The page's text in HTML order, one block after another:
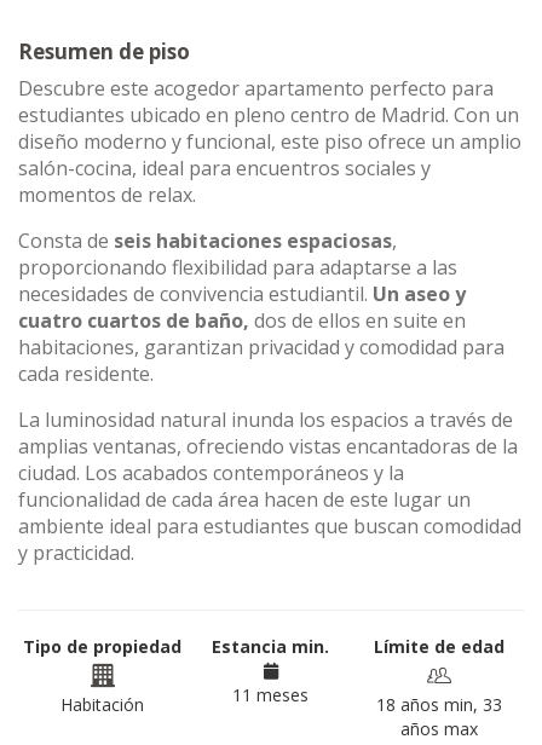
Resumen de piso
Descubre este acogedor apartamento perfecto para
estudiantes ubicado en pleno centro de Madrid. Con un
diseño moderno y funcional, este piso ofrece un amplio
salón-cocina, ideal para encuentros sociales y
momentos de relax.
Consta de seis habitaciones espaciosas,
proporcionando flexibilidad para adaptarse a las
necesidades de convivencia estudiantil. Un aseo y
cuatro cuartos de baño, dos de ellos en suite en
habitaciones, garantizan privacidad y comodidad para
cada residente.
La luminosidad natural inunda los espacios a través de
amplias ventanas, ofreciendo vistas encantadoras de la
ciudad. Los acabados contemporáneos y la
funcionalidad de cada área hacen de este lugar un
ambiente ideal para estudiantes que buscan comodidad
y practicidad.
Tipo de propiedad
Habitación
Estancia min.
11 meses
Límite de edad
18 años min, 33
años max